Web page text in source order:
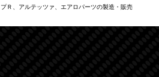
Ｒ、アルテッツァ、エアロパーツの製造・販売